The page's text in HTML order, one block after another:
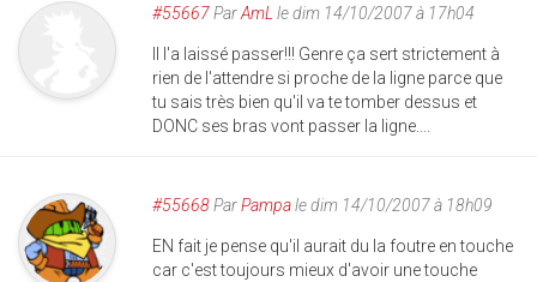
#55667ParAmL le dim 14/10/2007 à 17h04
Il l'a laissé passer!!! Genre ça sert strictement à
rien de l'attendre si proche de la ligne parce que
tu sais très bien qu'il va te tomber dessus et
DONC ses bras vont passer la ligne....
#55668ParPampale dim 14/10/2007 à 18h09
EN fait je pense qu'il aurait du la foutre en touche
car c'est toujours mieux d'avoir une touche